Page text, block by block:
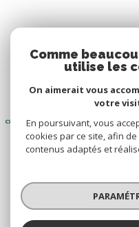
Nos
© 2026 |
Comme
utilise les
On aimerait vous
votre
En poursuivant, vous
cookies par ce site, afin
contenus adaptés et